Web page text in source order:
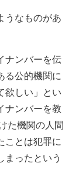
うなものがあ
ナンバーを伝
る公的機関に
欲しい」とい
ナンバーを教
た機関の人間
ことは犯罪に
まったという